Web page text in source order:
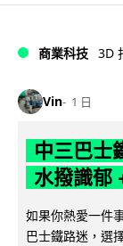
商業科技 3D
Vin 1 日
中三巴士
水撥識郁
如果你熱愛一件
巴士鐵路迷，選